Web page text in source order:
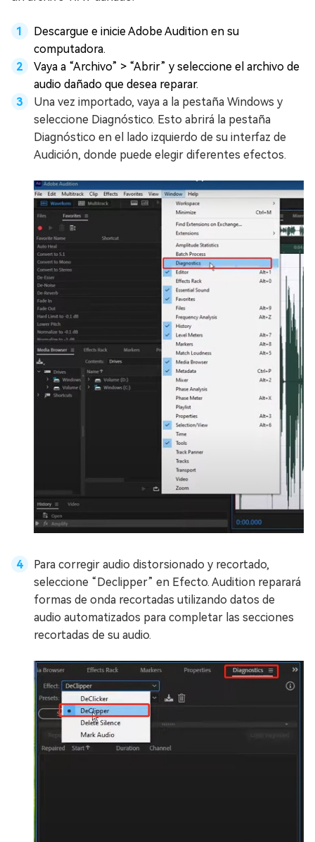
Descargue e inicie Adobe Audition en su
computadora.
Vaya a “Archivo” > “Abrir” y seleccione el archivo de
audio dañado que desea reparar.
Una vez importado, vaya a la pestaña Windows y
seleccione Diagnóstico. Esto abrirá la pestaña
Diagnóstico en el lado izquierdo de su interfaz de
Audición, donde puede elegir diferentes efectos.
Para corregir audio distorsionado y recortado,
seleccione “Declipper” en Efecto. Audition reparará
formas de onda recortadas utilizando datos de
audio automatizados para completar las secciones
recortadas de su audio.